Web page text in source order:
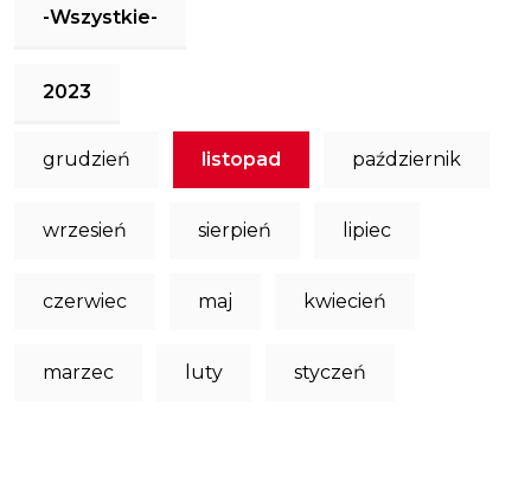
-Wszystkie-
2023
grudzień listopad październik
wrzesień sierpień lipiec
czerwiec maj kwiecień
marzec luty styczeń